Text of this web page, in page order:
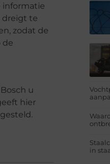
informatie
dreigt te
zodat de
de
u
hier
in